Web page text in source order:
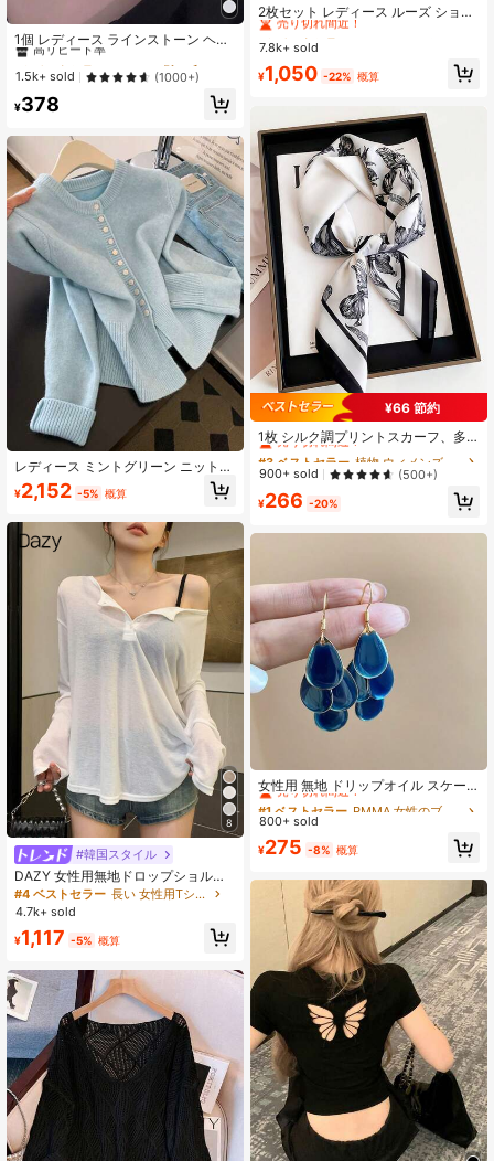
1個 レディース ラインストーン ヘア
クリップ、ヘアクリップ、ヘアアク
セサリー、バケーション用
#3 ベストセラー
シルバー 髪の爪
高リピート率
#3 ベストセラー
高リピート率
#3 ベストセラー
高リピート率
#3 ベストセラー
高リピート率
1.5k+ sold (1000+)
¥378
レディース ミントグリーン ニットウ
ールカーディガン、快適で暖かい、
長袖リブニットトップ、ラウンドネ
¥2,152 -5% 概算
8
#韓国スタイル
DAZY 女性用無地ドロップショルダ
ーTシャツ シアー長袖トップス、秋
の女性用衣類 水着用カバーアップ
#4 ベストセラー
長い 女性用Tシャツ
4.7k+ sold
¥1,117 -5% 概算
2枚セット レディース ルーズ ショー
トシャツ & キャミソールトップ、春/
夏新作、チェック柄 薄手 セミシアー
ブラック
売り切れ間近！
#2 ベストセラー
売り切れ間近！
#2 ベストセラー
売り切れ間近！
#2 ベストセラー
売り切れ間近！
7.8k+ sold
¥1,050 -22% 概算
¥66 節約
1枚 シルク調プリントスカーフ、多
用途ヘアバンド/ネックスカーフ、フ
ァッションショール、エレガントで
多機能、ドレスのヘアバンドやヘア
タイとしても使えます
#3 ベストセラー
売り切れ間近！
#3 ベストセラー
売り切れ間近！
#3 ベストセラー
売り切れ間近！
#3 ベストセラー
植物 ウィメンズスカーフ&スカーフアクセサリー
売り切れ間近！
900+ sold (500+)
¥266 -20%
女性用 無地 ドリップオイル スケー
ル ピアス 1ペア
売り切れ間近！
#1 ベストセラー
売り切れ間近！
#1 ベストセラー
売り切れ間近！
#1 ベストセラー
売り切れ間近！
800+ sold
¥275 -8% 概算